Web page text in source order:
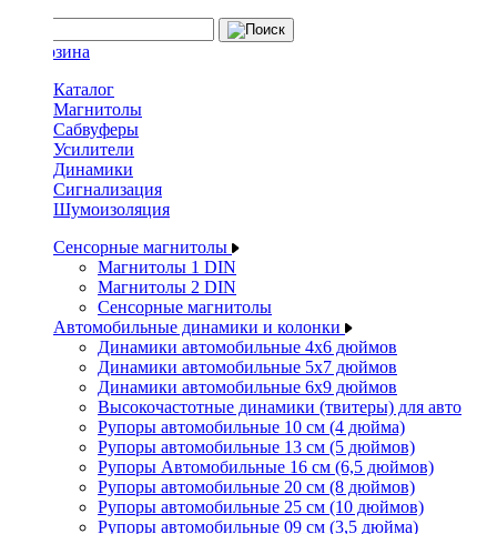
Каталог
Магнитолы
Сабвуферы
Усилители
Динамики
Сигнализация
Шумоизоляция
Сенсорные магнитолы
Магнитолы 1 DIN
Магнитолы 2 DIN
Сенсорные магнитолы
Автомобильные динамики и колонки
Динамики автомобильные 4x6 дюймов
Динамики автомобильные 5x7 дюймов
Динамики автомобильные 6x9 дюймов
Высокочастотные динамики (твитеры) для авто
Рупоры автомобильные 10 см (4 дюйма)
Рупоры автомобильные 13 см (5 дюймов)
Рупоры Автомобильные 16 см (6,5 дюймов)
Рупоры автомобильные 20 см (8 дюймов)
Рупоры автомобильные 25 см (10 дюймов)
Рупоры автомобильные 09 см (3,5 дюйма)